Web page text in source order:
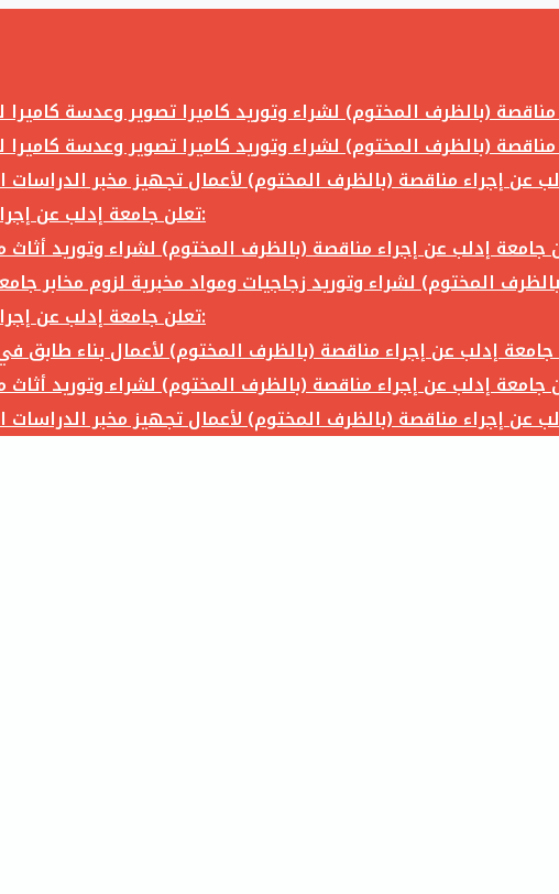
تعلن جامعة إدلب عن إجراء مناقصة (بالظرف المختوم) لشراء وتوريد ما يلي:
تعلن جامعة إدلب عن إجراء مناقصة (بالظرف المختوم) لشراء وتوريد ما يلي: